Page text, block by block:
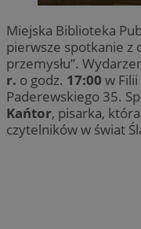
Miejska Biblioteka
pierwsze spotkanie z
przemysłu”.
r. o godz. 17:00 w
Paderewskiego 35.
Kańtor, pisarka,
czytelników w świat